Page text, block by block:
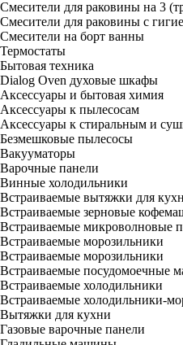
Смесители для раковины на 3
Смесители для раковины с
Смесители на борт ванны
Термостаты
Бытовая техника
Dialog Oven духовые шкафы
Аксессуары и бытовая химия
Аксессуары к пылесосам
Аксессуары к стиральным и
Безмешковые пылесосы
Вакууматоры
Варочные панели
Винные холодильники
Встраиваемые вытяжки для
Встраиваемые зерновые
Встраиваемые микроволновые
Встраиваемые морозильники
Встраиваемые морозильники
Встраиваемые посудомоечные
Встраиваемые холодильники
Встраиваемые холодильники-
Вытяжки для кухни
Газовые варочные панели